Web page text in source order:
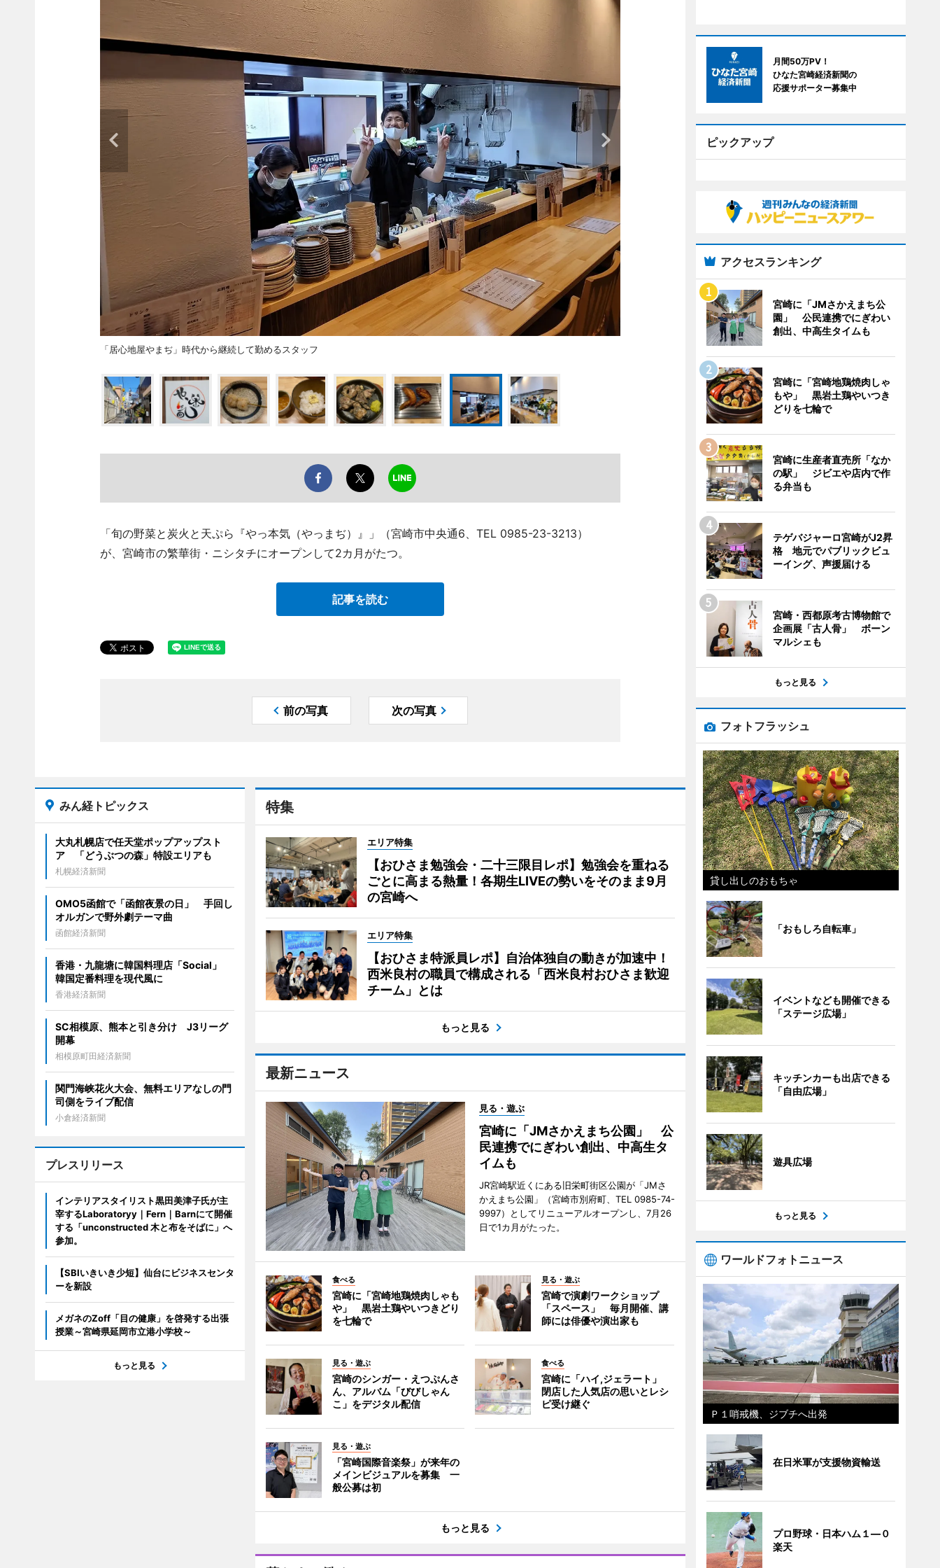
「居心地屋やまぢ」時代から継続して勤めるスタッフ
「旬の野菜と炭火と天ぷら『やっ本気（やっまぢ）』」（宮崎市中央通6、TEL 0985-23-3213）
が、宮崎市の繁華街・ニシタチにオープンして2カ月がたつ。
記事を読む
前の写真 次の写真
特集
エリア特集
【おひさま勉強会・二十三限目レポ】勉強会を重ねる
ごとに高まる熱量！各期生LIVEの勢いをそのまま9月
の宮崎へ
エリア特集
【おひさま特派員レポ】自治体独自の動きが加速中！
西米良村の職員で構成される「西米良村おひさま歓迎
チーム」とは
もっと見る
最新ニュース
見る・遊ぶ
宮崎に「JMさかえまち公園」 公
民連携でにぎわい創出、中高生タ
イムも
JR宮崎駅近くにある旧栄町街区公園が「JMさ
かえまち公園」（宮崎市別府町、TEL 0985-74-
9997）としてリニューアルオープンし、7月26
日で1カ月がたった。
食べる
宮崎に「宮崎地鶏焼肉しゃも
や」 黒岩土鶏やいつきどり
を七輪で
見る・遊ぶ
宮崎で演劇ワークショップ
「スペース」 毎月開催、講
師には俳優や演出家も
見る・遊ぶ
宮崎のシンガー・えつぷんさ
ん、アルバム「びびしゃん
こ」をデジタル配信
食べる
宮崎に「ハイ,ジェラート」
閉店した人気店の思いとレシ
ピ受け継ぐ
見る・遊ぶ
「宮崎国際音楽祭」が来年の
メインビジュアルを募集 一
般公募は初
もっと見る
みん経トピックス
大丸札幌店で任天堂ポップアップスト
ア 「どうぶつの森」特設エリアも
札幌経済新聞
OMO5函館で「函館夜景の日」 手回し
オルガンで野外劇テーマ曲
函館経済新聞
香港・九龍塘に韓国料理店「Social」
韓国定番料理を現代風に
香港経済新聞
SC相模原、熊本と引き分け J3リーグ
開幕
相模原町田経済新聞
関門海峡花火大会、無料エリアなしの門
司側をライブ配信
小倉経済新聞
プレスリリース
インテリアスタイリスト黒田美津子氏が主
宰するLaboratoryy｜Fern｜Barnにて開催
する「unconstructed 木と布をそばに」へ
参加。
【SBIいきいき少短】仙台にビジネスセンタ
ーを新設
メガネのZoff「目の健康」を啓発する出張
授業～宮崎県延岡市立港小学校～
もっと見る
月間50万PV！
ひなた宮崎経済新聞の
応援サポーター募集中
ピックアップ
アクセスランキング
宮崎に「JMさかえまち公
園」 公民連携でにぎわい
創出、中高生タイムも
宮崎に「宮崎地鶏焼肉しゃ
もや」 黒岩土鶏やいつき
どりを七輪で
宮崎に生産者直売所「なか
の駅」 ジビエや店内で作
る弁当も
テゲバジャーロ宮崎がJ2昇
格 地元でパブリックビュ
ーイング、声援届ける
宮崎・西都原考古博物館で
企画展「古人骨」 ボーン
マルシェも
もっと見る
フォトフラッシュ
貸し出しのおもちゃ
「おもしろ自転車」
イベントなども開催できる
「ステージ広場」
キッチンカーも出店できる
「自由広場」
遊具広場
もっと見る
ワールドフォトニュース
Ｐ１哨戒機、ジブチへ出発
在日米軍が支援物資輸送
プロ野球・日本ハム１―０
楽天